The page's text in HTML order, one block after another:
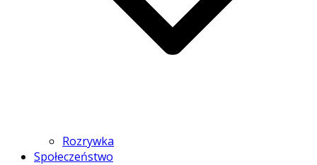
Rozrywka
Społeczeństwo